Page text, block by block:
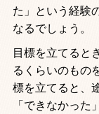
た」という経験
なるでしょう。
目標を立てると
るくらいのもの
標を立てると、
「できなかった